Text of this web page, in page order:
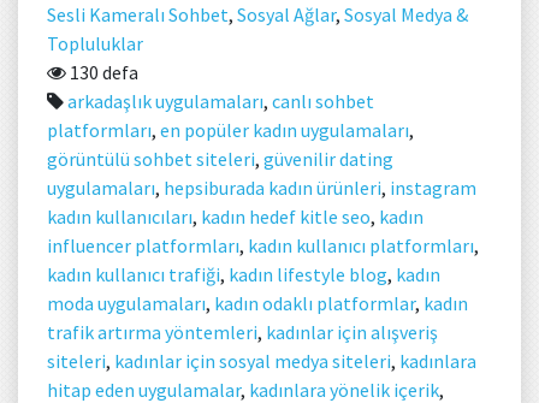
Sesli Kameralı Sohbet, Sosyal Ağlar, Sosyal Medya &
Topluluklar
130 defa
arkadaşlık uygulamaları, canlı sohbet
platformları, en popüler kadın uygulamaları,
görüntülü sohbet siteleri, güvenilir dating
uygulamaları, hepsiburada kadın ürünleri, instagram
kadın kullanıcıları, kadın hedef kitle seo, kadın
influencer platformları, kadın kullanıcı platformları,
kadın kullanıcı trafiği, kadın lifestyle blog, kadın
moda uygulamaları, kadın odaklı platformlar, kadın
trafik artırma yöntemleri, kadınlar için alışveriş
siteleri, kadınlar için sosyal medya siteleri, kadınlara
hitap eden uygulamalar, kadınlara yönelik içerik,